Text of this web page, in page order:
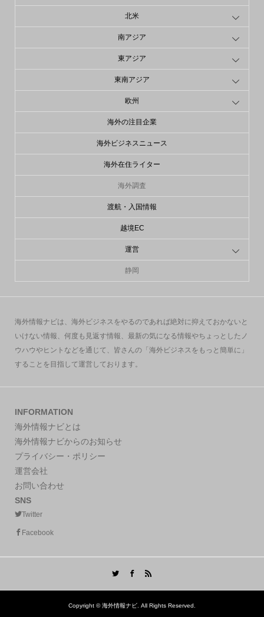
北米
南アジア
東アジア
東南アジア
欧州
海外の注目企業
海外ビジネスニュース
海外在住ライター
海外調査
渡航・入国情報
越境EC
運営
静岡
海外情報ナビは、海外ビジネスをやるのであれば絶対に抑えておかないと
いけない情報、何度も見返す情報、最新の気になる情報やちょっとしたノ
ウハウやヒントなどを通じて、皆さんの「海外ビジネスをもっと簡単に」
することを目指して運営しております。
INFORMATION
海外情報ナビとは
海外情報ナビからのお知らせ
プライバシー・ポリシー
運営会社
お問い合わせ
SNS
Twitter
Facebook
Copyright ©海外情報ナビ. All Rights Reserved.